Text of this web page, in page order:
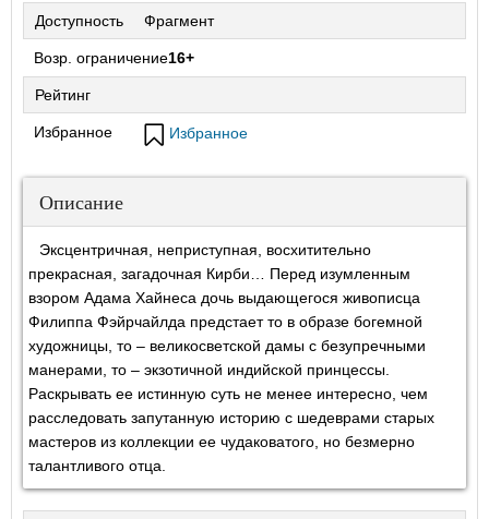
Доступность Фрагмент
Возр. ограничение16+
Рейтинг
Избранное Избранное
Описание
Эксцентричная, неприступная, восхитительно
прекрасная, загадочная Кирби… Перед изумленным
взором Адама Хайнеса дочь выдающегося живописца
Филиппа Фэйрчайлда предстает то в образе богемной
художницы, то – великосветской дамы с безупречными
манерами, то – экзотичной индийской принцессы.
Раскрывать ее истинную суть не менее интересно, чем
расследовать запутанную историю с шедеврами старых
мастеров из коллекции ее чудаковатого, но безмерно
талантливого отца.